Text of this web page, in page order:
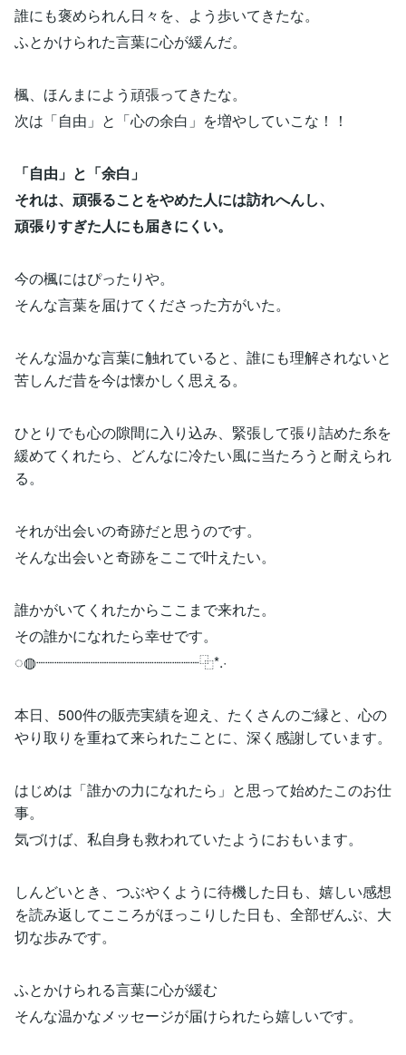
誰にも褒められん日々を、よう歩いてきたな。
ふとかけられた言葉に心が緩んだ。
楓、ほんまによう頑張ってきたな。
次は「自由」と「心の余白」を増やしていこな！！
「自由」と「余白」
それは、頑張ることをやめた人には訪れへんし、
頑張りすぎた人にも届きにくい。
今の楓にはぴったりや。
そんな言葉を届けてくださった方がいた。
そんな温かな言葉に触れていると、誰にも理解されないと
苦しんだ昔を今は懐かしく思える。
ひとりでも心の隙間に入り込み、緊張して張り詰めた糸を
緩めてくれたら、どんなに冷たい風に当たろうと耐えられ
る。
それが出会いの奇跡だと思うのです。
そんな出会いと奇跡をここで叶えたい。
誰かがいてくれたからここまで来れた。
その誰かになれたら幸せです。
◌◍┈┈┈┈┈┈┈┈┈┈┈┈┈┈┈┈┈┈⿻*.·
本日、500件の販売実績を迎え、たくさんのご縁と、心の
やり取りを重ねて来られたことに、深く感謝しています。
はじめは「誰かの力になれたら」と思って始めたこのお仕
事。
気づけば、私自身も救われていたようにおもいます。
しんどいとき、つぶやくように待機した日も、嬉しい感想
を読み返してこころがほっこりした日も、全部ぜんぶ、大
切な歩みです。
ふとかけられる言葉に心が緩む
そんな温かなメッセージが届けられたら嬉しいです。